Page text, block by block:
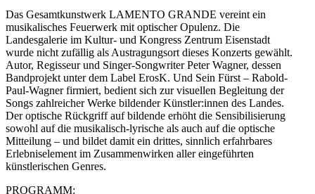
Das Gesamtkunstwerk LAMENTO GRANDE vereint ein
musikalisches Feuerwerk mit optischer Opulenz. Die
Landesgalerie im Kultur- und Kongress Zentrum Eisenstadt
wurde nicht zufällig als Austragungsort dieses Konzerts gewählt.
Autor, Regisseur und Singer-Songwriter Peter Wagner, dessen
Bandprojekt unter dem Label ErosK. Und Sein Fürst – Rabold-
Paul-Wagner firmiert, bedient sich zur visuellen Begleitung der
Songs zahlreicher Werke bildender Künstler:innen des Landes.
Der optische Rückgriff auf bildende erhöht die Sensibilisierung
sowohl auf die musikalisch-lyrische als auch auf die optische
Mitteilung – und bildet damit ein drittes, sinnlich erfahrbares
Erlebniselement im Zusammenwirken aller eingeführten
künstlerischen Genres.
PROGRAMM: